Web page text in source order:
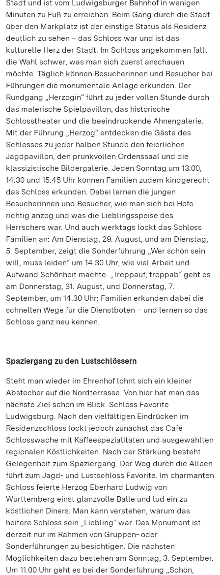
Stadt und ist vom Ludwigsburger Bahnhof in wenigen
Minuten zu Fuß zu erreichen. Beim Gang durch die Stadt
über den Markplatz ist der einstige Status als Residenz
deutlich zu sehen – das Schloss war und ist das
kulturelle Herz der Stadt. Im Schloss angekommen fällt
die Wahl schwer, was man sich zuerst anschauen
möchte. Täglich können Besucherinnen und Besucher bei
Führungen die monumentale Anlage erkunden. Der
Rundgang „Herzogin“ führt zu jeder vollen Stunde durch
das malerische Spielpavillon, das historische
Schlosstheater und die beeindruckende Ahnengalerie.
Mit der Führung „Herzog“ entdecken die Gäste des
Schlosses zu jeder halben Stunde den feierlichen
Jagdpavillon, den prunkvollen Ordenssaal und die
klassizistische Bildergalerie. Jeden Sonntag um 13.00,
14.30 und 15.45 Uhr können Familien zudem kindgerecht
das Schloss erkunden. Dabei lernen die jungen
Besucherinnen und Besucher, wie man sich bei Hofe
richtig anzog und was die Lieblingsspeise des
Herrschers war. Und auch werktags lockt das Schloss
Familien an: Am Dienstag, 29. August, und am Dienstag,
5. September, zeigt die Sonderführung „Wer schön sein
will, muss leiden“ um 14.30 Uhr, wie viel Arbeit und
Aufwand Schönheit machte. „Treppauf, treppab“ geht es
am Donnerstag, 31. August, und Donnerstag, 7.
September, um 14.30 Uhr: Familien erkunden dabei die
schnellen Wege für die Dienstboten – und lernen so das
Schloss ganz neu kennen.
Spaziergang zu den Lustschlössern
Steht man wieder im Ehrenhof lohnt sich ein kleiner
Abstecher auf die Nordterrasse. Von hier hat man das
nächste Ziel schon im Blick: Schloss Favorite
Ludwigsburg. Nach den vielfältigen Eindrücken im
Residenzschloss lockt jedoch zunächst das Café
Schlosswache mit Kaffeespezialitäten und ausgewählten
regionalen Köstlichkeiten. Nach der Stärkung besteht
Gelegenheit zum Spaziergang. Der Weg durch die Alleen
führt zum Jagd- und Lustschloss Favorite. Im charmanten
Schloss feierte Herzog Eberhard Ludwig von
Württemberg einst glanzvolle Bälle und lud ein zu
köstlichen Diners. Man kann verstehen, warum das
heitere Schloss sein „Liebling“ war. Das Monument ist
derzeit nur im Rahmen von Gruppen- oder
Sonderführungen zu besichtigen. Die nächsten
Möglichkeiten dazu bestehen am Sonntag, 3. September.
Um 11.00 Uhr geht es bei der Sonderführung „Schön,